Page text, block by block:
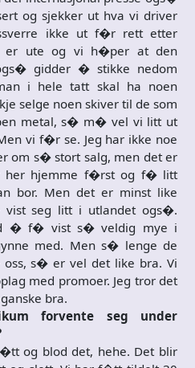
og sjekker ut hva vi driver
ikke ut f�r rett etter
er ute og vi h�per at den
gidder � stikke nedom
i hele tatt skal ha noen
selge noen skiver til de som
metal, s� m� vel vi litt ut
vi f�r se. Jeg har ikke noe
om s� stort salg, men det er
hjemme f�rst og f� litt
bor. Men det er minst like
seg litt i utlandet ogs�.
� f� vist s� veldig mye i
med. Men s� lenge de
s� er vel det like bra. Vi
med promoer. Jeg tror det
bra.
forvente seg under
og blod det, hehe. Det blir